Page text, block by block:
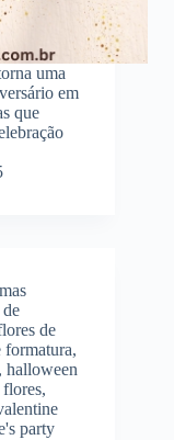
uma
em
que
de
formatura,
, halloween
,
party